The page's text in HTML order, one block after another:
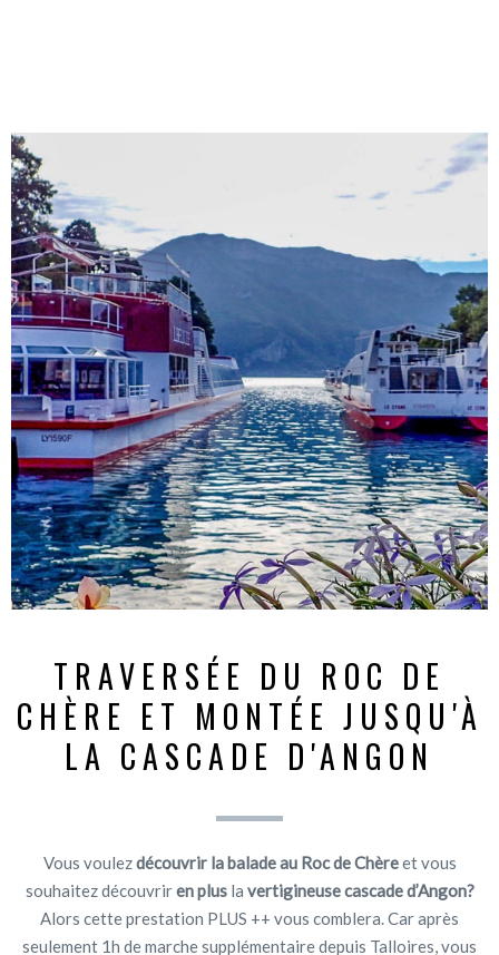
TRAVERSÉE DU ROC DE
CHÈRE ET MONTÉE JUSQU'À
LA CASCADE D'ANGON
Vous voulezdécouvrir la balade au Roc de Chèreet vous
souhaitez découvriren plusla vertigineuse cascade d’Angon?
Alors cette prestation PLUS ++ vous comblera. Car après
seulement 1h de marche supplémentaire depuis Talloires, vous